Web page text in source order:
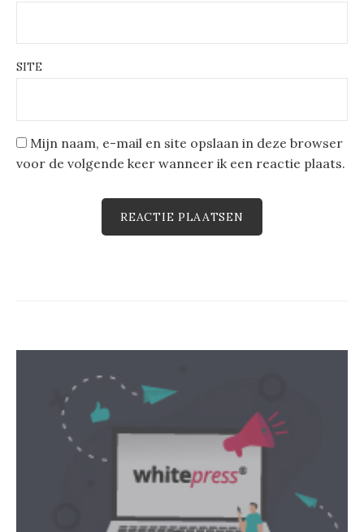
SITE
Mijn naam, e-mail en site opslaan in deze browser
voor de volgende keer wanneer ik een reactie plaats.